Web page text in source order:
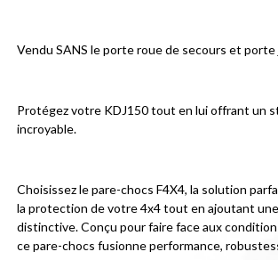
Vendu SANS le porte roue de secours et porte
Protégez votre KDJ150 tout en lui offrant un
incroyable.
Choisissez le pare-chocs F4X4, la solution
la protection de votre 4x4 tout en ajoutant
distinctive. Conçu pour faire face aux
ce pare-chocs fusionne performance,